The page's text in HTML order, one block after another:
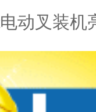
动叉装机